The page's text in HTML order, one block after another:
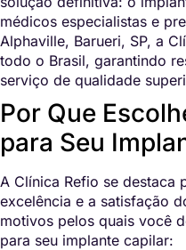
médicos especialistas e
Alphaville, Barueri, SP, a
todo o Brasil, garantindo
serviço de qualidade
Por Que
para Seu
A Clínica Refio se destaca
excelência e a satisfação
motivos pelos quais você
para seu implante capilar: